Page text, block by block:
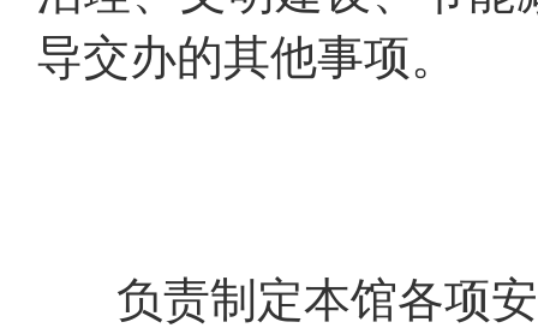
导交办的其他事项。
负责制定本馆各项安